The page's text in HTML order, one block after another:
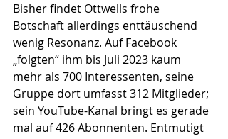
Bisher findet Ottwells frohe
Botschaft allerdings enttäuschend
wenig Resonanz. Auf Facebook
„folgten“ ihm bis Juli 2023 kaum
mehr als 700 Interessenten, seine
Gruppe dort umfasst 312 Mitglieder;
sein YouTube-Kanal bringt es gerade
mal auf 426 Abonnenten. Entmutigt